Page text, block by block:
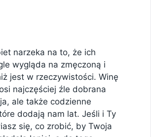
narzeka na to, że ich
wygląda na zmęczoną i
jest w rzeczywistości. Winę
najczęściej źle dobrana
ale także codzienne
dodają nam lat. Jeśli i Ty
się, co zrobić, by Twoja